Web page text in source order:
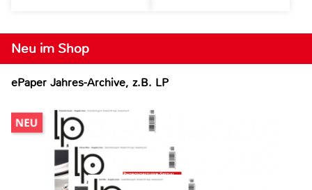
Neu im Shop
ePaper Jahres-Archive, z.B. LP